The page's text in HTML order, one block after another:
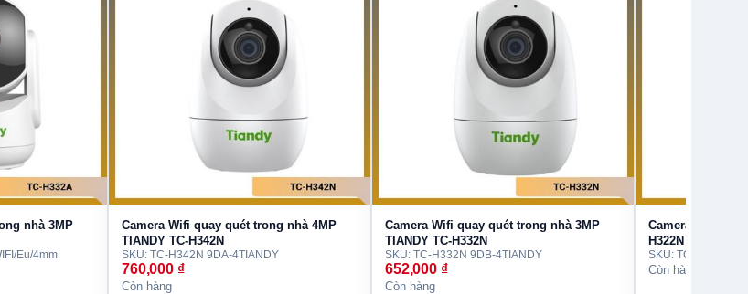
trời 4MP Color Maker &
phù hợp và báo giá chính xác trước
nhà 3MP
Eu/4mm
Camera Wifi quay quét trong nhà 4MP
TIANDY TC-H342N
SKU: TC-H342N 9DA-4TIANDY
760,000 ₫
Còn hàng
Camera Wifi quay quét trong nhà 3MP
TIANDY TC-H332N
SKU: TC-H332N 9DB-4TIANDY
652,000 ₫
Còn hàng
Camera Wifi
H322N
SKU: TC-H322N
Còn hàng